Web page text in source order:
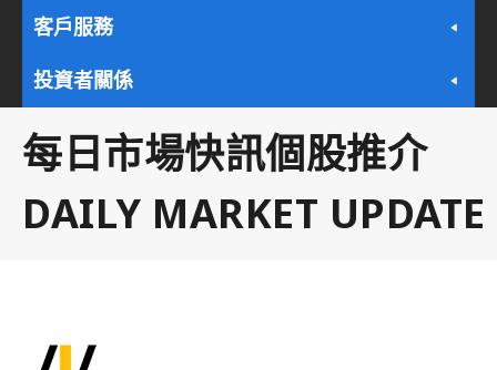
客戶服務
投資者關係
每日市場快訊個股推介
DAILY MARKET UPDATE